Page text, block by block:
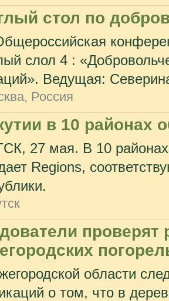
стол по
слол 4 :
Ведущая:
Россия
в 10 районах
27 мая. В 10
Regions,
области
о том, что в